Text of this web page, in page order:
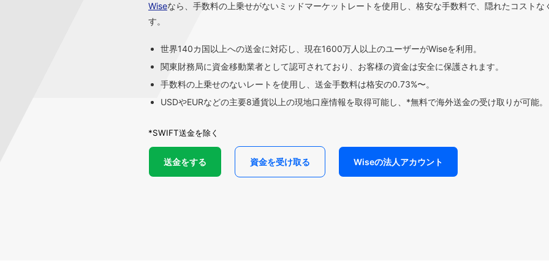
Wiseなら、手数料の上乗せがないミッドマーケットレートを使用し、格安な手数料で、隠れたコストな
す。
世界140カ国以上への送金に対応し、現在1600万人以上のユーザーがWiseを利用。
関東財務局に資金移動業者として認可されており、お客様の資金は安全に保護されます。
手数料の上乗せのないレートを使用し、送金手数料は格安の0.73%〜。
USDやEURなどの主要8通貨以上の現地口座情報を取得可能し、*無料で海外送金の受け取りが可能。
*SWIFT送金を除く
送金をする 資金を受け取る Wiseの法人アカウント